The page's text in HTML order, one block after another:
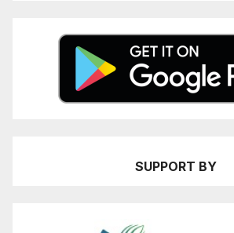
SUPPORT BY